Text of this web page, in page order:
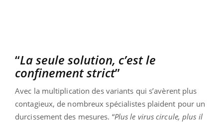
“La seule solution, c’est le
confinement strict”
Avec la multiplication des variants qui s’avèrent plus
contagieux, de nombreux spécialistes plaident pour un
durcissement des mesures. “Plus le virus circule, plus il